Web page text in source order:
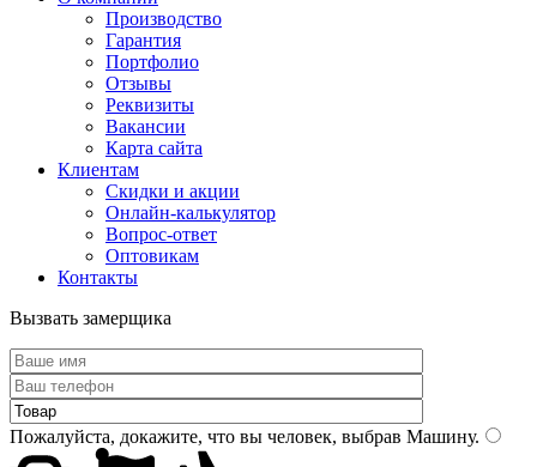
Производство
Гарантия
Портфолио
Отзывы
Реквизиты
Вакансии
Карта сайта
Клиентам
Скидки и акции
Онлайн-калькулятор
Вопрос-ответ
Оптовикам
Контакты
Вызвать замерщика
Пожалуйста, докажите, что вы человек, выбрав Машину.